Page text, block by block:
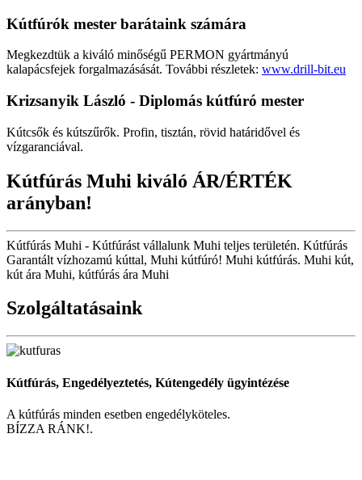
Kútfúrók mester barátaink számára
Megkezdtük a kiváló minőségű PERMON gyártmányú
kalapácsfejek forgalmazásását. További részletek: www.drill-bit.eu
Krizsanyik László - Diplomás kútfúró mester
Kútcsők és kútszűrők. Profin, tisztán, rövid határidővel és
vízgaranciával.
Kútfúrás Muhi kiváló ÁR/ÉRTÉK
arányban!
Kútfúrás Muhi - Kútfúrást vállalunk Muhi teljes területén. Kútfúrás
Garantált vízhozamú kúttal, Muhi kútfúró! Muhi kútfúrás. Muhi kút,
kút ára Muhi, kútfúrás ára Muhi
Szolgáltatásaink
Kútfúrás, Engedélyeztetés, Kútengedély ügyintézése
A kútfúrás minden esetben engedélyköteles.
BÍZZA RÁNK!.